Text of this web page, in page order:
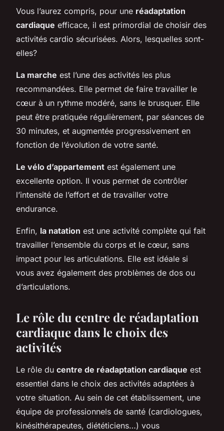
Vous l’aurez compris, pour une réadaptation
cardiaque efficace, il est primordial de choisir des
activités cardio sécurisées. Alors, lesquelles sont-
elles?
La marche est l’une des activités les plus
recommandées. Elle permet de faire travailler le
cœur à un rythme modéré, sans le brusquer. Elle
peut être pratiquée régulièrement, par séances de
30 minutes, et augmentée progressivement en
fonction de l’évolution de votre santé.
Le vélo d’appartement est également une
excellente option. Il vous permet de contrôler
l’intensité de l’effort et de travailler votre
endurance.
Enfin, la natation est une activité complète qui fait
travailler l’ensemble du corps et le cœur, sans
impact pour les articulations. Elle est idéale si
vous avez également des problèmes de dos ou
d’articulations.
Le rôle du centre de réadaptation
cardiaque dans le choix des
activités
Le rôle du centre de réadaptation cardiaque est
essentiel dans le choix des activités adaptées à
votre situation. Au sein de cet établissement, une
équipe de professionnels de santé (cardiologues,
kinésithérapeutes, diététiciens…) vous